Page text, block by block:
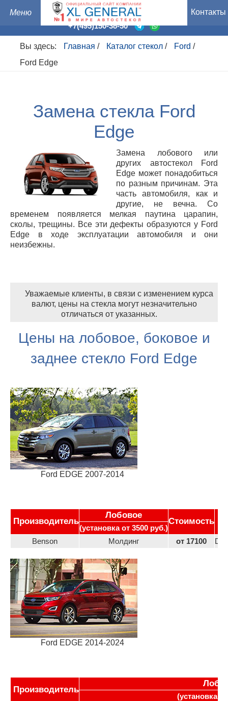
Контакты
+7(495)150-38-50
Вы здесь: Главная / Каталог стекол / Ford /
Ford Edge
Замена стекла Ford
Edge
Замена лобового или
других автостекол Ford
Edge может понадобиться
по разным причинам. Эта
часть автомобиля, как и
другие, не вечна. Со
временем появляется мелкая паутина царапин,
сколы, трещины. Все эти дефекты образуются у Ford
Edge в ходе эксплуатации автомобиля и они
неизбежны.
Уважаемые клиенты, в связи с изменением курса
валют, цены на стекла могут незначительно
отличаться от указанных.
Цены на лобовое, боковое и
заднее стекло Ford Edge
Ford EDGE 2007-2014
Производитель
Лобовое
Стоимость
(установка от 3500 руб.)
Benson
Молдинг от 17100
Ford EDGE 2014-2024
Производитель
(установка